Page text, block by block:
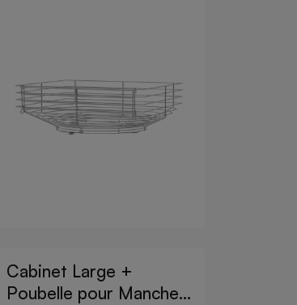
Cabinet Large +
Poubelle pour Manches